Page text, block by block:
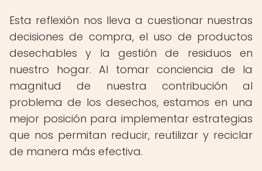
Esta reflexión nos lleva a cuestionar nuestras
decisiones de compra, el uso de productos
desechables y la gestión de residuos en
nuestro hogar. Al tomar conciencia de la
magnitud de nuestra contribución al
problema de los desechos, estamos en una
mejor posición para implementar estrategias
que nos permitan reducir, reutilizar y reciclar
de manera más efectiva.